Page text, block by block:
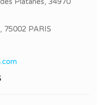
75002 PARIS